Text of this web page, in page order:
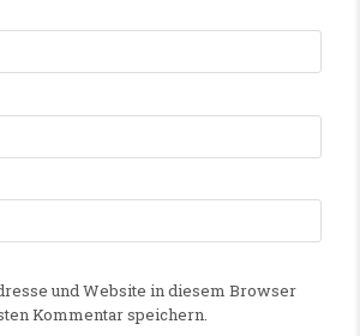
und Website in diesem Browser
Kommentar speichern.